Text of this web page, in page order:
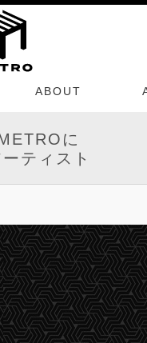
ABOUT
に
ティスト